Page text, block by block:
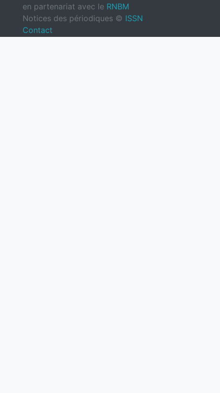
en partenariat avec le RNBM
Notices des périodiques © ISSN
Contact